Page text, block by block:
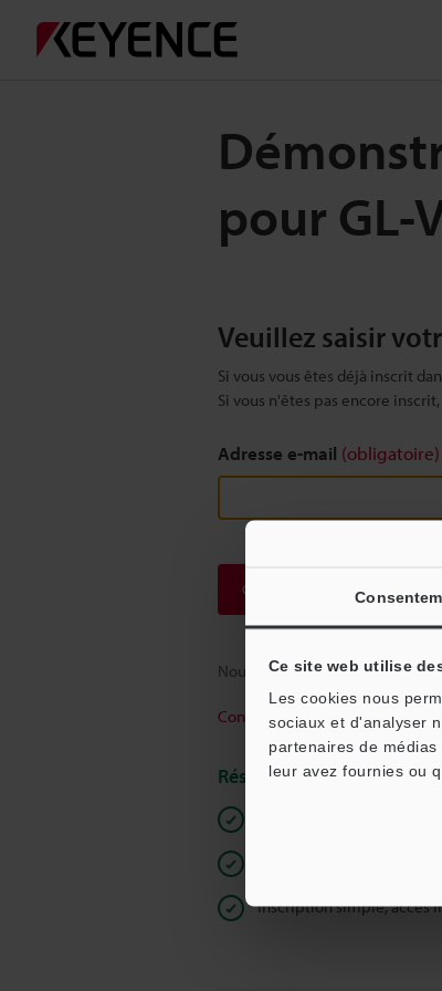
Ce site web utilise
Les cookies nous
sociaux et d'analyser
partenaires de
leur avez fournies ou
pour GL-
Veuillez saisir
Si vous vous êtes déjà inscrit
Si vous n'êtes pas encore
Adresse e-mail (obligatoire)
Continuer
Nous garantissons une
Confidentialité
Réservé aux membres
Inscription simple, accès